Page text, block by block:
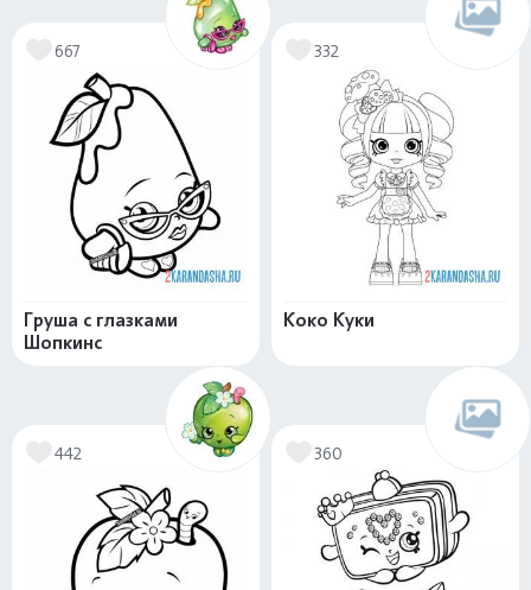
667
Груша с глазками
Шопкинс
332
Коко Куки
442 360